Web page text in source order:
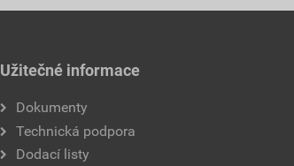
Užitečné informace
Dokumenty
Technická podpora
Dodací listy